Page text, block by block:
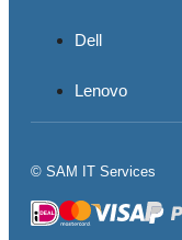
Dell
Lenovo
© SAM IT Services